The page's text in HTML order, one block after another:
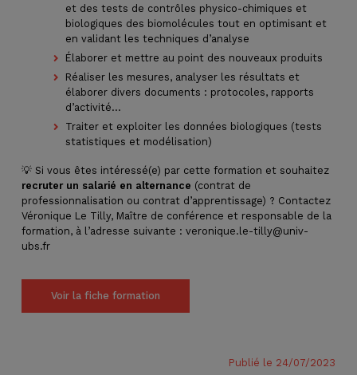
et des tests de contrôles physico-chimiques et
biologiques des biomolécules tout en optimisant et
en validant les techniques d’analyse
Élaborer et mettre au point des nouveaux produits
Réaliser les mesures, analyser les résultats et
élaborer divers documents : protocoles, rapports
d’activité…
Traiter et exploiter les données biologiques (tests
statistiques et modélisation)
💡 Si vous êtes intéressé(e) par cette formation et souhaitez
recruter un salarié en alternance (contrat de
professionnalisation ou contrat d’apprentissage) ? Contactez
Véronique Le Tilly, Maître de conférence et responsable de la
formation, à l’adresse suivante : veronique.le-tilly@univ-
ubs.fr
Voir la fiche formation
Publié le 24/07/2023